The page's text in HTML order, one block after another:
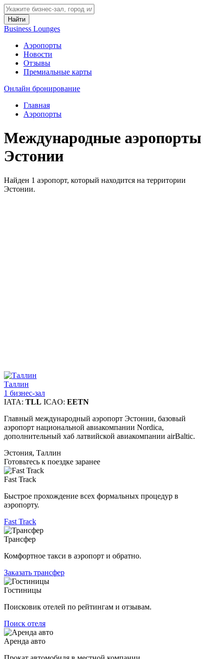
Найти
Business Lounges
Аэропорты
Новости
Отзывы
Премиальные карты
Онлайн бронирование
Главная
Аэропорты
Международные аэропорты
Эстонии
Найден 1 аэропорт, который находится на территории
Эстонии.
Таллин
1 бизнес-зал
IATA: TLL ICAO: EETN
Главный международный аэропорт Эстонии, базовый
аэропорт национальной авиакомпании Nordica,
дополнительный хаб латвийской авиакомпании airBaltic.
Эстония, Таллин
Готовьтесь к поездке заранее
Fast Track
Быстрое прохождение всех формальных процедур в
аэропорту.
Fast Track
Трансфер
Комфортное такси в аэропорт и обратно.
Заказать трансфер
Гостиницы
Поисковик отелей по рейтингам и отзывам.
Поиск отеля
Аренда авто